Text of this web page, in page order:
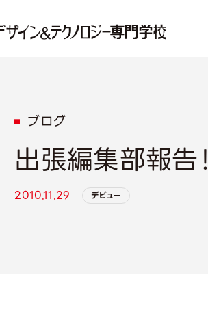
ブログ
出張編集部報告！
2010.11.29 デビュー